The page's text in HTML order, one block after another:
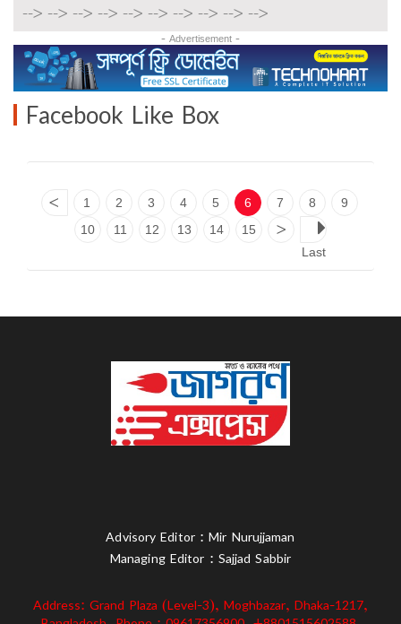
--> --> --> --> --> --> --> --> --> -->
- Advertisement -
Facebook Like Box
< 1 2 3 4 5 6 7 8
9
10
11 12 13 14 15
>
Last
Advisory Editor : Mir Nurujjaman
Managing Editor : Sajjad Sabbir
Address: Grand Plaza (Level-3), Moghbazar, Dhaka-1217,